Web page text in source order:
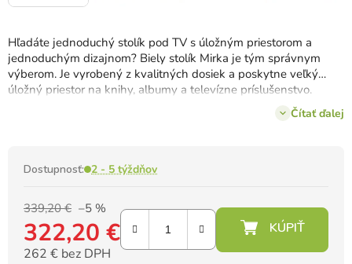
Hľadáte jednoduchý stolík pod TV s úložným priestorom a
jednoduchým dizajnom? Biely stolík Mirka je tým správnym
výberom. Je vyrobený z kvalitných dosiek a poskytne veľký
úložný priestor na knihy, albumy a televízne príslušenstvo.
Čítať ďalej
Dostupnosť: 2 - 5 týždňov
339,20 € –5 %
322,20 €
262 € bez DPH